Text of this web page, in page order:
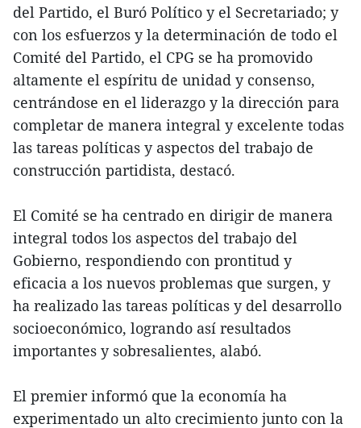
del Partido, el Buró Político y el Secretariado; y
con los esfuerzos y la determinación de todo el
Comité del Partido, el CPG se ha promovido
altamente el espíritu de unidad y consenso,
centrándose en el liderazgo y la dirección para
completar de manera integral y excelente todas
las tareas políticas y aspectos del trabajo de
construcción partidista, destacó.
El Comité se ha centrado en dirigir de manera
integral todos los aspectos del trabajo del
Gobierno, respondiendo con prontitud y
eficacia a los nuevos problemas que surgen, y
ha realizado las tareas políticas y del desarrollo
socioeconómico, logrando así resultados
importantes y sobresalientes, alabó.
El premier informó que la economía ha
experimentado un alto crecimiento junto con la